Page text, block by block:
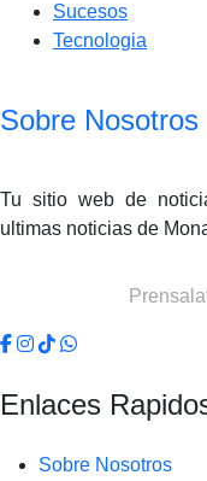
Sucesos
Tecnologia
Sobre Nosotros
Tu sitio web de
ultimas noticias de
Enlaces
Sobre Nosotros